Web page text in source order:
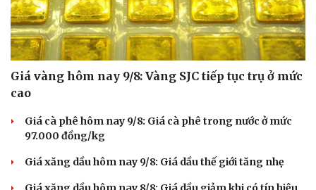
Giá vàng hôm nay 9/8: Vàng SJC tiếp tục trụ ở mức
cao
Giá cà phê hôm nay 9/8: Giá cà phê trong nước ở mức
97.000 đồng/kg
Giá xăng dầu hôm nay 9/8: Giá dầu thế giới tăng nhẹ